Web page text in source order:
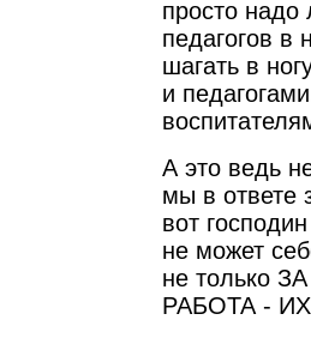
просто надо
педагогов в
шагать в
и
А это ведь
мы в ответе
вот
не может
не только
РАБОТА -